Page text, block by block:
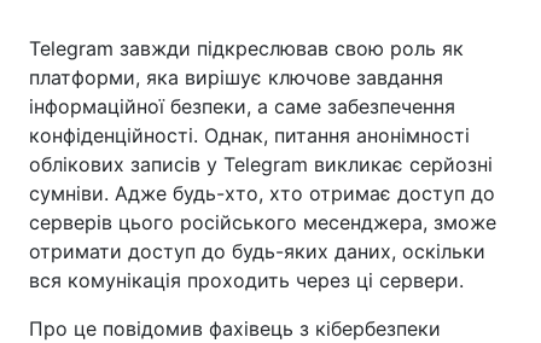
Telegram завжди підкреслював свою роль як
платформи, яка вирішує ключове завдання
інформаційної безпеки, а саме забезпечення
конфіденційності. Однак, питання анонімності
облікових записів у Telegram викликає серйозні
сумніви. Адже будь-хто, хто отримає доступ до
серверів цього російського месенджера, зможе
отримати доступ до будь-яких даних, оскільки
вся комунікація проходить через ці сервери.
Про це повідомив фахівець з кібербезпеки